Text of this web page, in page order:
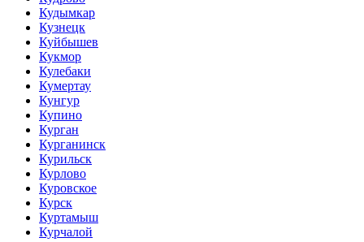
Кудымкар
Кузнецк
Куйбышев
Кукмор
Кулебаки
Кумертау
Кунгур
Купино
Курган
Курганинск
Курильск
Курлово
Куровское
Курск
Куртамыш
Курчалой